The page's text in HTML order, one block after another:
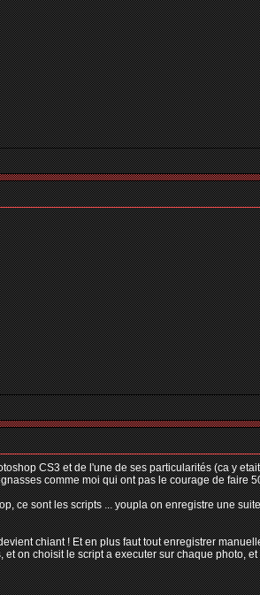
CS3 et de l'une de ses particularités (ca y
comme moi qui ont pas le courage de faire
ce sont les scripts ... youpla on enregistre une
chiant ! Et en plus faut tout enregistrer
on choisit le script a executer sur chaque photo,